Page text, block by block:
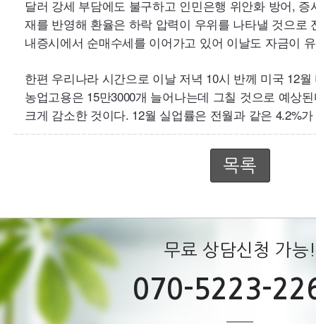
내증시에서 순매수세를 이어가고 있어 이날도 자금이
크게 감소한 것이다. 12월 실업률은 전월과 같은 4.2%
목록
무료 상담신청 가능!
070-5223-